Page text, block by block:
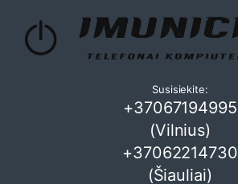
Susisiekite:
+37067194995
(Vilnius)
+37062214730
(Šiauliai)